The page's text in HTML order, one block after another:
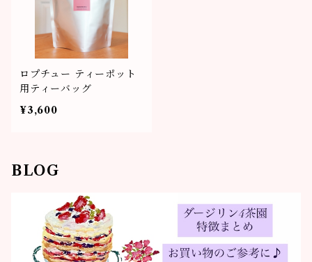
ロプチュー ティーポット
用ティーバッグ
¥3,600
BLOG